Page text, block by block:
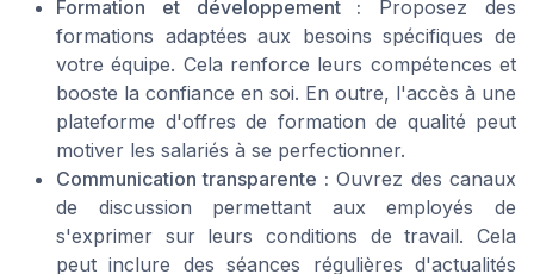
Formation et développement : Proposez des
formations adaptées aux besoins spécifiques de
votre équipe. Cela renforce leurs compétences et
booste la confiance en soi. En outre, l'accès à une
plateforme d'offres de formation de qualité peut
motiver les salariés à se perfectionner.
Communication transparente : Ouvrez des canaux
de discussion permettant aux employés de
s'exprimer sur leurs conditions de travail. Cela
peut inclure des séances régulières d'actualités